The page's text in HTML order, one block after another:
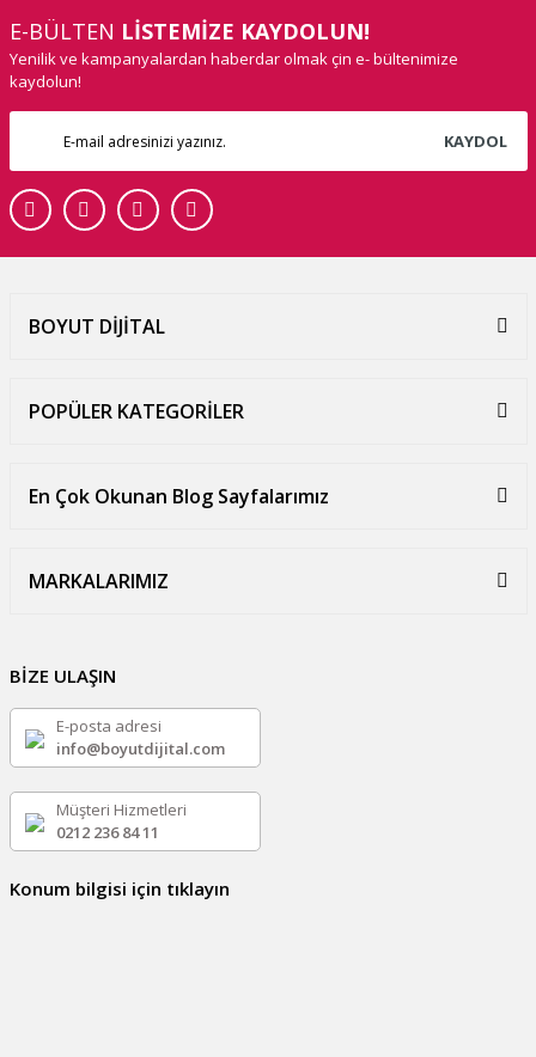
E-BÜLTEN LİSTEMİZE KAYDOLUN!
Yenilik ve kampanyalardan haberdar olmak çin e- bültenimize
kaydolun!
KAYDOL
BOYUT DİJİTAL
POPÜLER KATEGORİLER
En Çok Okunan Blog Sayfalarımız
MARKALARIMIZ
BİZE ULAŞIN
E-posta adresi
info@boyutdijital.com
Müşteri Hizmetleri
0212 236 84 11
Konum bilgisi için tıklayın